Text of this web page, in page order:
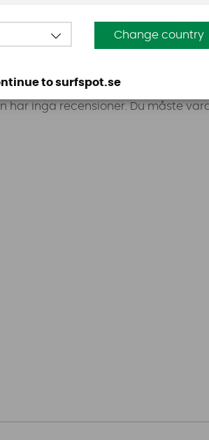
har inga recensioner. Du måste
Change country
to surfspot.se